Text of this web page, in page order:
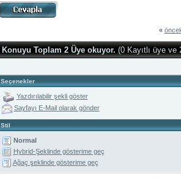
«
Konuyu Toplam 2 Üye okuyor. (0 Kayıtlı üye ve
Seçenekler
Yazdırılabilir şekli göster
Sayfayı E-Mail olarak gönder
Stil
Normal
Hybrid-Şeklinde gösterime geç
Ağaç şeklinde gösterime geç